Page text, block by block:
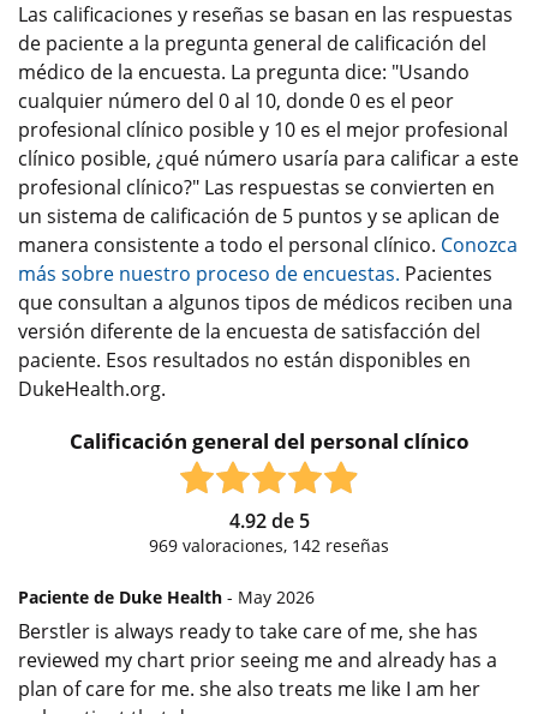
Las calificaciones y reseñas se basan en las respuestas
de paciente a la pregunta general de calificación del
médico de la encuesta. La pregunta dice: "Usando
cualquier número del 0 al 10, donde 0 es el peor
profesional clínico posible y 10 es el mejor profesional
clínico posible, ¿qué número usaría para calificar a este
profesional clínico?" Las respuestas se convierten en
un sistema de calificación de 5 puntos y se aplican de
manera consistente a todo el personal clínico. Conozca
más sobre nuestro proceso de encuestas. Pacientes
que consultan a algunos tipos de médicos reciben una
versión diferente de la encuesta de satisfacción del
paciente. Esos resultados no están disponibles en
DukeHealth.org.
Calificación general del personal clínico
4.92de 5
969 valoraciones, 142 reseñas
Paciente de Duke Health - May 2026
Berstler is always ready to take care of me, she has
reviewed my chart prior seeing me and already has a
plan of care for me. she also treats me like I am her